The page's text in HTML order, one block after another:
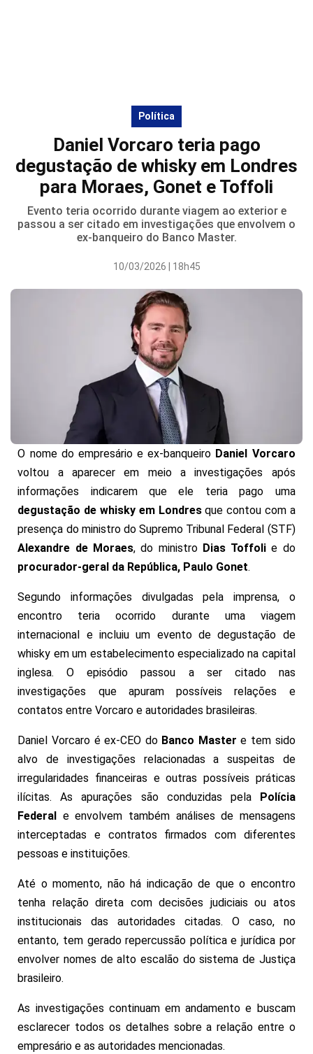
Política
Daniel Vorcaro teria pago
degustação de whisky em Londres
para Moraes, Gonet e Toffoli
Evento teria ocorrido durante viagem ao exterior e
passou a ser citado em investigações que envolvem o
ex-banqueiro do Banco Master.
10/03/2026 | 18h45
O nome do empresário e ex-banqueiro Daniel Vorcaro
voltou a aparecer em meio a investigações após
informações indicarem que ele teria pago uma
degustação de whisky em Londresque contou com a
presença do ministro do Supremo Tribunal Federal (STF)
Alexandre de Moraes, do ministro Dias Toffoli e do
procurador-geral da República, Paulo Gonet.
Segundo informações divulgadas pela imprensa, o
encontro teria ocorrido durante uma viagem
internacional e incluiu um evento de degustação de
whisky em um estabelecimento especializado na capital
inglesa. O episódio passou a ser citado nas
investigações que apuram possíveis relações e
contatos entre Vorcaro e autoridades brasileiras.
Daniel Vorcaro é ex-CEO do Banco Master e tem sido
alvo de investigações relacionadas a suspeitas de
irregularidades financeiras e outras possíveis práticas
ilícitas. As apurações são conduzidas pela
Polícia
Federal
e envolvem também análises de mensagens
interceptadas e contratos firmados com diferentes
pessoas e instituições.
Até o momento, não há indicação de que o encontro
tenha relação direta com decisões judiciais ou atos
institucionais das autoridades citadas. O caso, no
entanto, tem gerado repercussão política e jurídica por
envolver nomes de alto escalão do sistema de Justiça
brasileiro.
As investigações continuam em andamento e buscam
esclarecer todos os detalhes sobre a relação entre o
empresário e as autoridades mencionadas.